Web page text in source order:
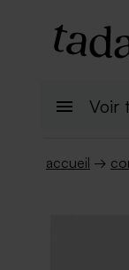
Voir
accueil →